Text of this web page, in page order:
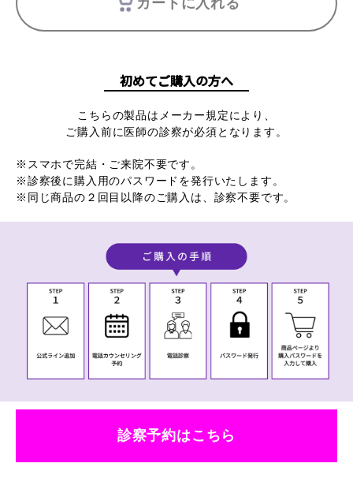
初めてご購入の方へ
こちらの製品はメーカー規定により、
ご購入前に医師の診察が必須となります。
※スマホで完結・ご来院不要です。
※診察後に購入用のパスワードを発行いたします。
※同じ商品の２回目以降のご購入は、診察不要です。
診察予約はこちら